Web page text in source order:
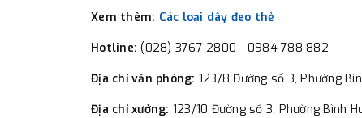
Xem thêm: Các loại dây đeo thẻ
Hotline:(028) 3767 2800 - 0984 788 882
Địa chỉ văn phòng: 123/8 Đường số 3, Phường
Địa chỉ xưởng: 123/10 Đường số 3, Phường Bình